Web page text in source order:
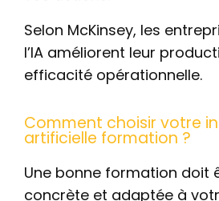
Selon McKinsey, les
l’IA améliorent leur
efficacité opérationnelle.
Comment choisir votre
artificielle formation ?
Une bonne formation doit
concrète et adaptée à